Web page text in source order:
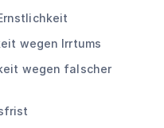
wegen Irrtums
wegen falscher